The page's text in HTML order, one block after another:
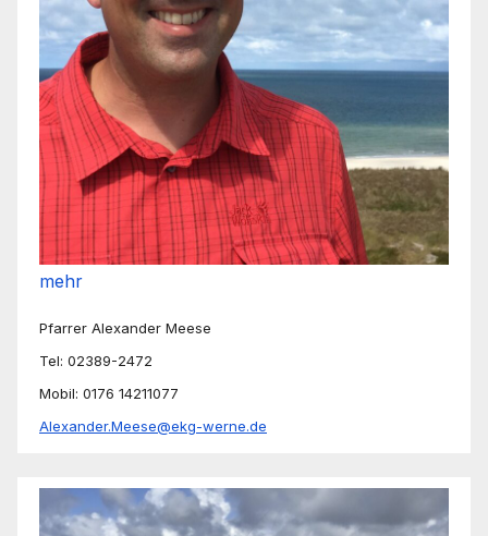
mehr
Pfarrer Alexander Meese
Tel: 02389-2472
Mobil: 0176 14211077
Alexander.Meese@ekg-werne.de